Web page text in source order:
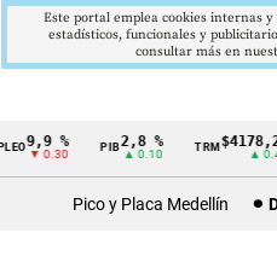
Cintillo
9,9 %
▼ 0.30
PIB2,8 %
▲ 0.10
TRM$4178,23
▲ 0.42
Pico y Placa Medellín
Este portal emplea cookies internas
estadísticos, funcionales y
consultar más en